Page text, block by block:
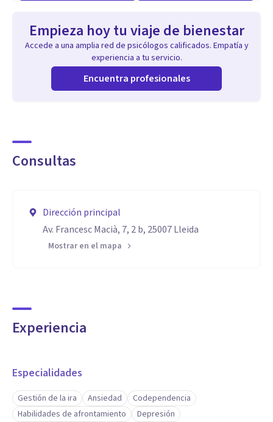
Empieza hoy tu viaje de bienestar
Accede a una amplia red de psicólogos calificados. Empatía y
experiencia a tu servicio.
Encuentra profesionales
Consultas
Dirección principal
Av. Francesc Macià, 7, 2 b, 25007 Lleida
Mostrar en el mapa
Experiencia
Especialidades
Gestión de la ira Ansiedad
Codependencia
Habilidades de afrontamiento
Depresión